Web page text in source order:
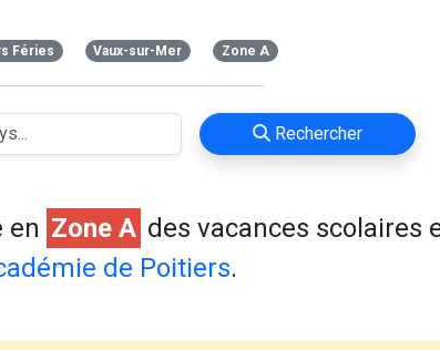
Féries Vaux-sur-Mer Zone A
Rechercher
en Zone A des vacances scolaires
de Poitiers.